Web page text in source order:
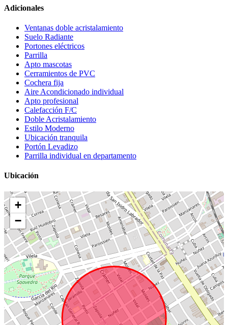
Adicionales
Ventanas doble acristalamiento
Suelo Radiante
Portones eléctricos
Parrilla
Apto mascotas
Cerramientos de PVC
Cochera fija
Aire Acondicionado individual
Apto profesional
Calefacción F/C
Doble Acristalamiento
Estilo Moderno
Ubicación tranquila
Portón Levadizo
Parrilla individual en departamento
Ubicación
+
−